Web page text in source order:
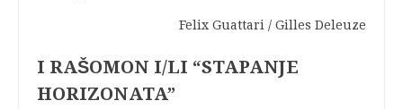
Felix Guattari / Gilles Deleuze
I RAŠOMON I/LI “STAPANJE
HORIZONATA”